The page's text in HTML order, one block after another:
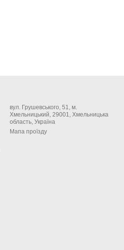
вул. Грушевського, 51, м.
Хмельницький, 29001, Хмельницька
область, Україна
Мапа проїзду